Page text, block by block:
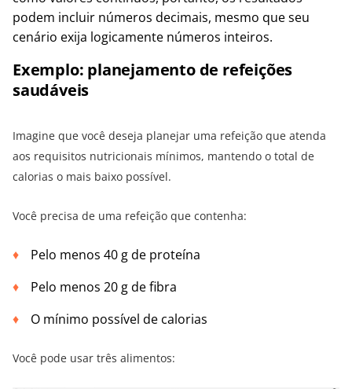
podem incluir números decimais, mesmo que seu
cenário exija logicamente números inteiros.
Exemplo: planejamento de refeições
saudáveis
Imagine que você deseja planejar uma refeição que atenda
aos requisitos nutricionais mínimos, mantendo o total de
calorias o mais baixo possível.
Você precisa de uma refeição que contenha:
Pelo menos 40 g de proteína
Pelo menos 20 g de fibra
O mínimo possível de calorias
Você pode usar três alimentos: